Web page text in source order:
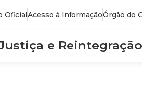
OficialAcesso à InformaçãoÓrgão do
e